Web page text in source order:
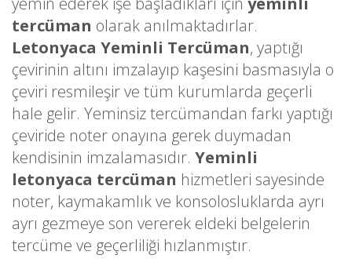
tercüman olarak anılmaktadırlar.
Letonyaca Yeminli Tercüman, yaptığı
çevirinin altını imzalayıp kaşesini basmasıyla o
çeviri resmileşir ve tüm kurumlarda geçerli
hale gelir. Yeminsiz tercümandan farkı yaptığı
çeviride noter onayına gerek duymadan
kendisinin imzalamasıdır. Yeminli
letonyaca tercüman hizmetleri sayesinde
noter, kaymakamlık ve konsolosluklarda ayrı
ayrı gezmeye son vererek eldeki belgelerin
tercüme ve geçerliliği hızlanmıştır.